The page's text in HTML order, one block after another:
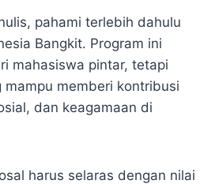
pahami terlebih dahulu
Bangkit. Program ini
mahasiswa pintar, tetapi
memberi kontribusi
dan keagamaan di
harus selaras dengan nilai